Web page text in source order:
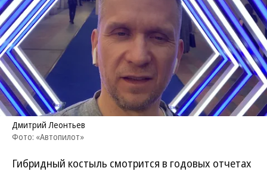
Дмитрий Леонтьев
Фото: «Автопилот»
Гибридный костыль смотрится в годовых отчетах